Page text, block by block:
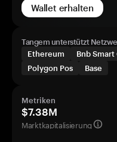
Wallet erhalten
Tangem unterstützt
Ethereum
Bnb Smart
Polygon Pos
Base
Metriken
$7.38M
Marktkapitalisierung